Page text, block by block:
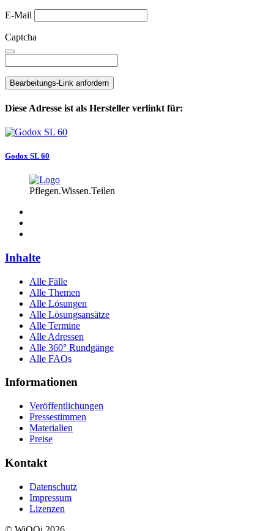
E-Mail
Captcha
Bearbeitungs-Link anfordern
Diese Adresse ist als Hersteller verlinkt für:
Godox SL 60
Pflegen.Wissen.Teilen
Inhalte
Alle Fälle
Alle Themen
Alle Lösungen
Alle Lösungsansätze
Alle Termine
Alle Adressen
Alle 360° Rundgänge
Alle FAQs
Informationen
Veröffentlichungen
Pressestimmen
Materialien
Preise
Kontakt
Datenschutz
Impressum
Lizenzen